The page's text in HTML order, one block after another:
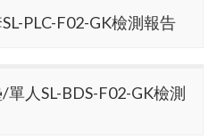
PLC-F02-GK檢測報告
人SL-BDS-F02-GK檢測